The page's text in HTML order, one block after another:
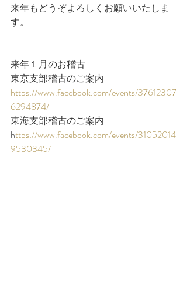
来年もどうぞよろしくお願いいたしま
す。
来年１月のお稽古
東京支部稽古のご案内
https://www.facebook.com/events/37612307
6294874/
東海支部稽古のご案内
https://www.facebook.com/events/31052014
9530345/